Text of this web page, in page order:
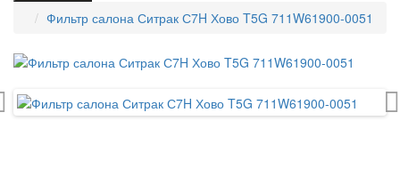
Фильтр салона Ситрак С7H Хово T5G 711W61900-0051